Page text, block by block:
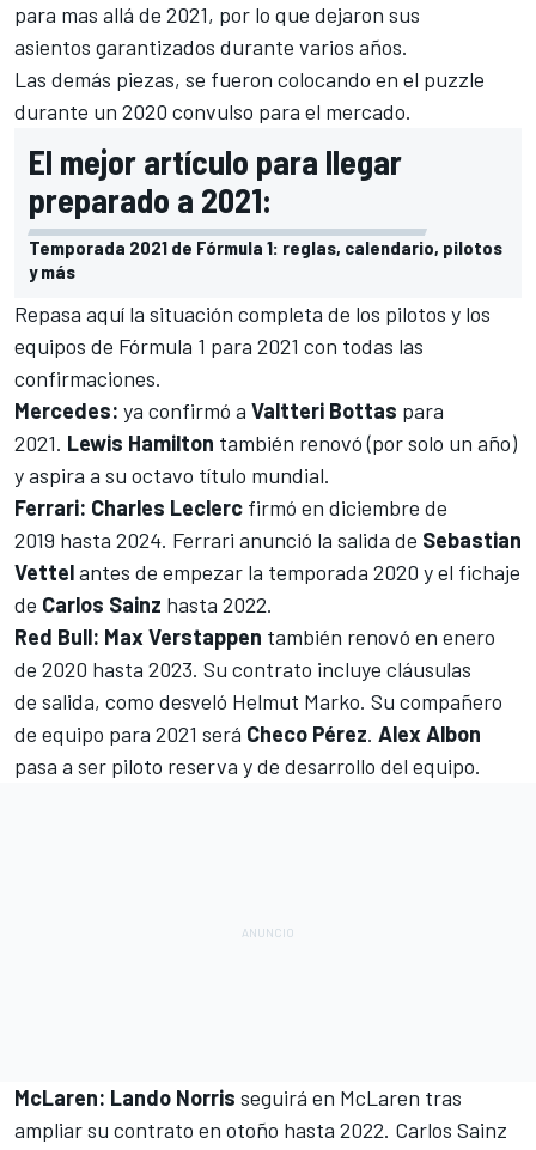
para mas allá de 2021, por lo que dejaron sus
asientos garantizados durante varios años.
Las demás piezas, se fueron colocando en el puzzle
durante un 2020 convulso para el mercado.
El mejor artículo para llegar
preparado a 2021:
Temporada 2021 de Fórmula 1: reglas, calendario, pilotos
y más
Repasa aquí la situación completa de los pilotos y los
equipos de Fórmula 1 para 2021 con todas las
confirmaciones.
Mercedes: ya confirmó a Valtteri Bottas para
2021. Lewis Hamilton también renovó (por solo un año)
y aspira a su octavo título mundial.
Ferrari: Charles Leclerc firmó en diciembre de
2019 hasta 2024. Ferrari anunció la salida de Sebastian
Vettelantes de empezar la temporada 2020 y el fichaje
de Carlos Sainz hasta 2022.
Red Bull: Max Verstappen también renovó en enero
de 2020 hasta 2023. Su contrato incluye cláusulas
de salida, como desveló Helmut Marko. Su compañero
de equipo para 2021 será Checo Pérez. Alex Albon
pasa a ser piloto reserva y de desarrollo del equipo.
McLaren: Lando Norris seguirá en McLaren tras
ampliar su contrato en otoño hasta 2022. Carlos Sainz